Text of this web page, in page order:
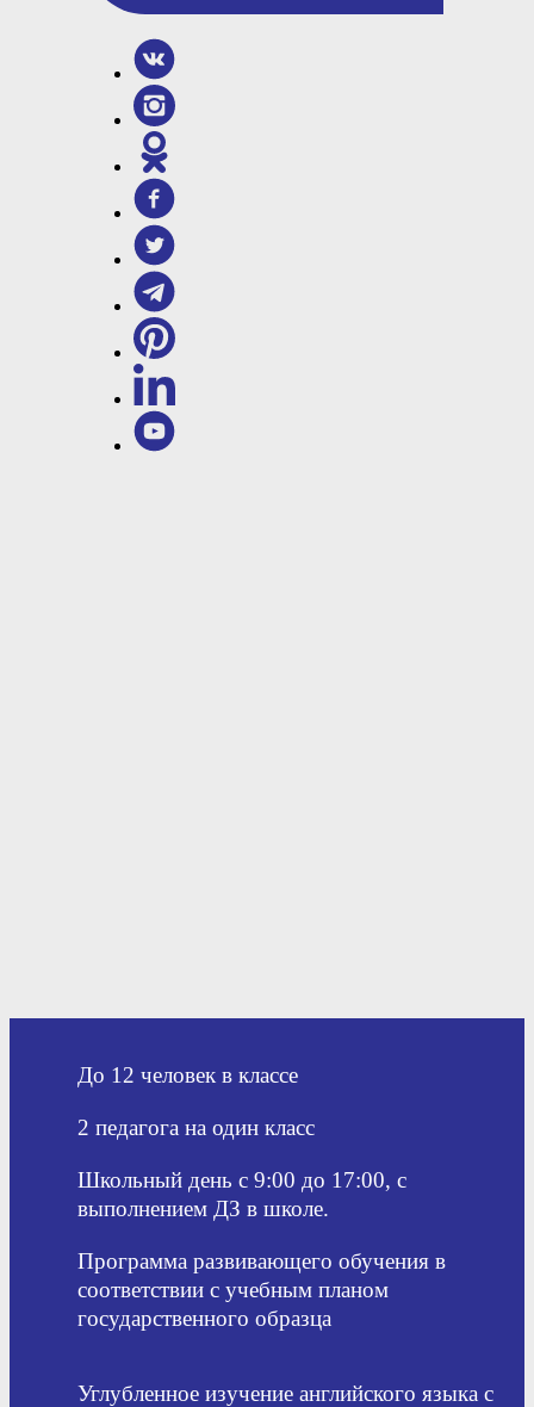
До 12 человек в классе
2 педагога на один класс
Школьный день с 9:00 до 17:00, с
выполнением ДЗ в школе.
Программа развивающего обучения в
соответствии с учебным планом
государственного образца
Углубленное изучение английского языка с